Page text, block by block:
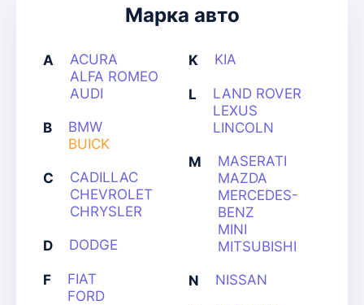
Марка авто
A
ACURA
ALFA ROMEO
AUDI
B
BMW
BUICK
C
CADILLAC
CHEVROLET
CHRYSLER
D DODGE
F
FIAT
FORD
K KIA
L
LAND ROVER
LEXUS
LINCOLN
M
MASERATI
MAZDA
MERCEDES-
BENZ
MINI
MITSUBISHI
N NISSAN